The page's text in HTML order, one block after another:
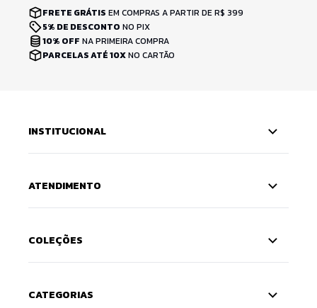
FRETE GRÁTIS EM COMPRAS A PARTIR DE R$ 399
5% DE DESCONTO NO PIX
10% OFF NA PRIMEIRA COMPRA
PARCELAS ATÉ 10XNO CARTÃO
INSTITUCIONAL
ATENDIMENTO
COLEÇÕES
CATEGORIAS